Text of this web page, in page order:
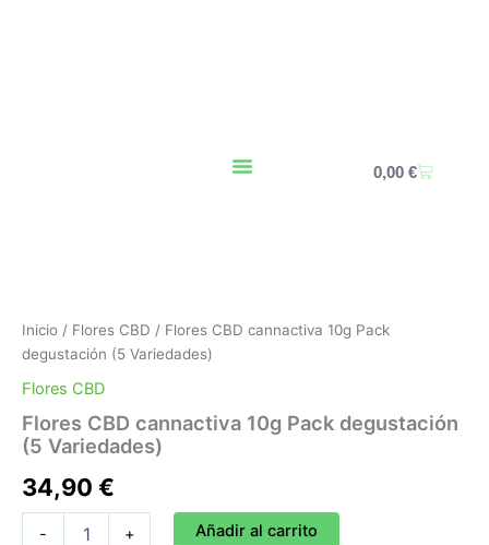
0,00€Carrito
Inicio / Flores CBD / Flores CBD cannactiva 10g Pack
degustación (5 Variedades)
Flores CBD
Flores CBD cannactiva 10g Pack degustación
(5 Variedades)
34,90 €
-
Pack
degustación
Variedades)
cantidad
+ Añadir al carrito